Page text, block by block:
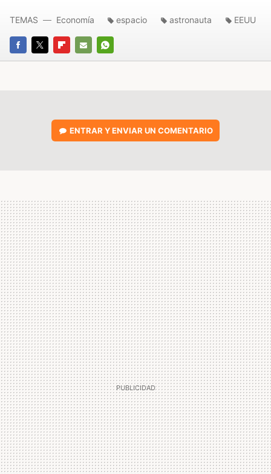
FACEBOOK
TWITTERFLIPBOARD
E-
WHATSAPP
TEMAS Economía espacio astronauta EEUU
ENTRAR Y ENVIAR UN COMENTARIO